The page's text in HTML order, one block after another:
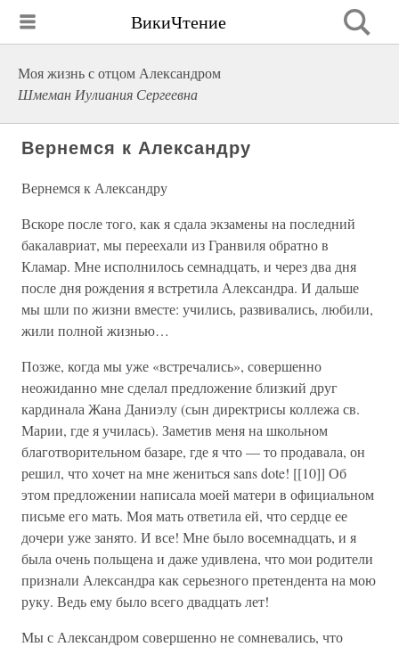
ВикиЧтение
Моя жизнь с отцом Александром
Шмеман Иулиания Сергеевна
Вернемся к Александру
Вернемся к Александру
Вскоре после того, как я сдала экзамены на последний
бакалавриат, мы переехали из Гранвиля обратно в
Кламар. Мне исполнилось семнадцать, и через два дня
после дня рождения я встретила Александра. И дальше
мы шли по жизни вместе: учились, развивались, любили,
жили полной жизнью…
Позже, когда мы уже «встречались», совершенно
неожиданно мне сделал предложение близкий друг
кардинала Жана Даниэлу (сын директрисы коллежа св.
Марии, где я училась). Заметив меня на школьном
благотворительном базаре, где я что — то продавала, он
решил, что хочет на мне жениться sans dote! [[10]] Об
этом предложении написала моей матери в официальном
письме его мать. Моя мать ответила ей, что сердце ее
дочери уже занято. И все! Мне было восемнадцать, и я
была очень польщена и даже удивлена, что мои родители
признали Александра как серьезного претендента на мою
руку. Ведь ему было всего двадцать лет!
Мы с Александром совершенно не сомневались, что